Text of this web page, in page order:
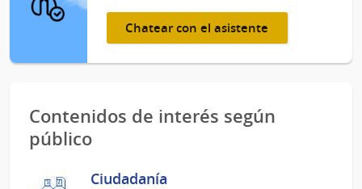
Chatear con el asistente
Contenidos de interés según
público
Ciudadanía